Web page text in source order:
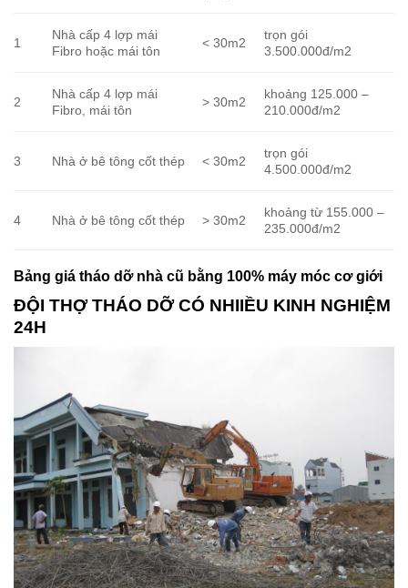
1
Nhà cấp 4 lợp mái
Fibro hoặc mái tôn
< 30m2
trọn gói
3.500.000đ/m2
2
Nhà cấp 4 lợp mái
Fibro, mái tôn
> 30m2
khoảng 125.000 –
210.000đ/m2
3 Nhà ở bê tông cốt thép < 30m2
trọn gói
4.500.000đ/m2
4 Nhà ở bê tông cốt thép > 30m2
khoảng từ 155.000 –
235.000đ/m2
Bảng giá tháo dỡ nhà cũ bằng 100% máy móc cơ giới
ĐỘI THỢ THÁO DỠ CÓ NHIIỀU KINH NGHIỆM
24H